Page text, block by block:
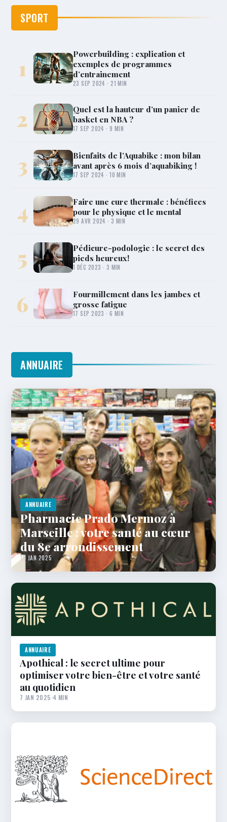
SPORT
1
Powerbuilding : explication et
exemples de programmes
d’entrainement
23 SEP 2024 · 21 MIN
2
Quel est la hauteur d’un panier de
basket en NBA ?
17 SEP 2024 · 9 MIN
3
Bienfaits de l’Aquabike : mon bilan
avant après 6 mois d’aquabiking !
17 SEP 2024 · 10 MIN
4
Faire une cure thermale : bénéfices
pour le physique et le mental
29 AVR 2024 · 3 MIN
5
Pédicure-podologie : le secret des
pieds heureux !
1 DÉC 2023 · 3 MIN
6
Fourmillement dans les jambes et
grosse fatigue
17 SEP 2023 · 6 MIN
ANNUAIRE
ANNUAIRE
Pharmacie Prado Mermoz à
Marseille : votre santé au cœur
du 8e arrondissement
16 JAN 2025
ANNUAIRE
Apothical : le secret ultime pour
optimiser votre bien-être et votre santé
au quotidien
7 JAN 2025·4 MIN